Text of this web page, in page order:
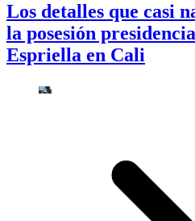
Los detalles que casi
la posesión
Espriella en Cali